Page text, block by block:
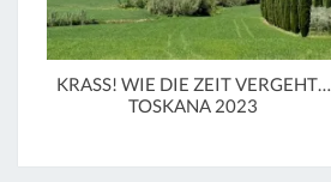
KRASS! WIE DIE ZEIT VERGEHT…
TOSKANA 2023